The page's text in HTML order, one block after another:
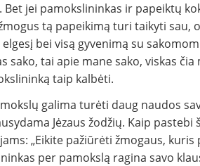
jei pamokslininkas ir papeiktų
tą papeikimą turi taikyti sau,
bei visą gyvenimą su
sako, tai apie mane sako, viskas
taip kalbėti.
galima turėti daug naudos
Jėzaus žodžių. Kaip pastebi
„Eikite pažiūrėti žmogaus, kuris
per pamokslą ragi­na savo